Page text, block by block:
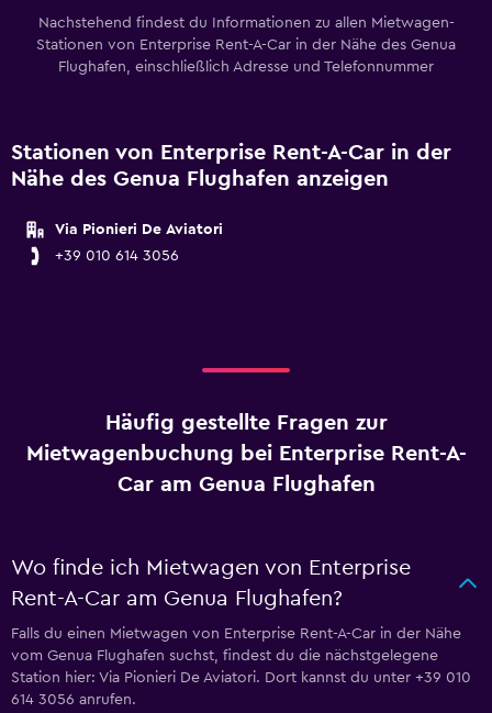
Nachstehend findest du Informationen zu allen Mietwagen-
Stationen von Enterprise Rent-A-Car in der Nähe des Genua
Flughafen, einschließlich Adresse und Telefonnummer
Stationen von Enterprise Rent-A-Car in der
Nähe des Genua Flughafen anzeigen
Via Pionieri De Aviatori
+39 010 614 3056
Häufig gestellte Fragen zur
Mietwagenbuchung bei Enterprise Rent-A-
Car am Genua Flughafen
Wo finde ich Mietwagen von Enterprise
Rent-A-Car am Genua Flughafen?
Falls du einen Mietwagen von Enterprise Rent-A-Car in der Nähe
vom Genua Flughafen suchst, findest du die nächstgelegene
Station hier: Via Pionieri De Aviatori. Dort kannst du unter +39 010
614 3056 anrufen.